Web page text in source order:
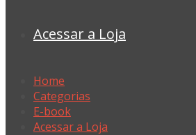
Acessar a Loja
Home
Categorias
E-book
Acessar a Loja